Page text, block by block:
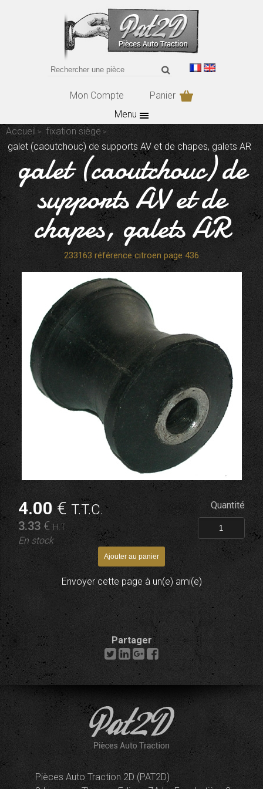
Mon Compte
Panier
Menu
Accueil
fixation siège
galet (caoutchouc) de supports AV et de chapes, galets AR
galet (caoutchouc) de
supports AV et de
chapes, galets AR
233163 référence citroen page 436
4.00 €T.T.C.
3.33 € H.T.
En stock
Quantité
Envoyer cette page à un(e) ami(e)
Partager
Pièces Auto Traction 2D (PAT2D)